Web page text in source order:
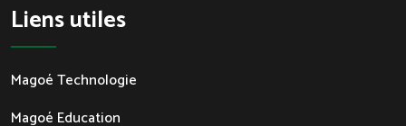
Liens utiles
Magoé Technologie
Magoé Education